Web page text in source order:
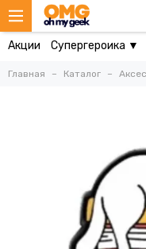
Акции Супергероика ▼
Главная Каталог